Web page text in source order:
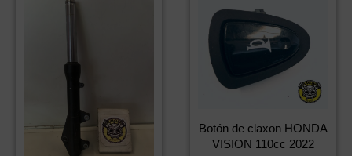
Botón de claxon HONDA
VISION 110cc 2022